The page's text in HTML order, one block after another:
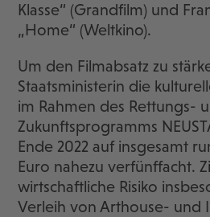
Klasse“ (Grandfilm) und
„Home“ (Weltkino).
Um den Filmabsatz zu
Staatsministerin die
im Rahmen des Rettungs-
Zukunftsprogramms
Ende 2022 auf insgesamt
Euro nahezu verfünffacht.
wirtschaftliche Risiko
Verleih von Arthouse- und